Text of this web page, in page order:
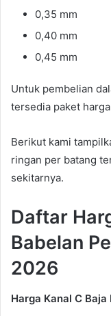
0,35 mm
0,40 mm
0,45 mm
Untuk pembelian
tersedia paket
Berikut kami
ringan per batang
sekitarnya.
Daftar
Babelan
2026
Harga Kanal C Baja